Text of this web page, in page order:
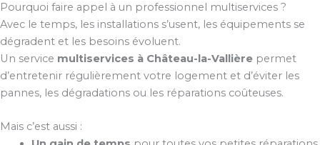
Pourquoi faire appel à un professionnel multiservices ?
Avec le temps, les installations s’usent, les équipements se
dégradent et les besoins évoluent.
Un service multiservices à Château-la-Vallière permet
d’entretenir régulièrement votre logement et d’éviter les
pannes, les dégradations ou les réparations coûteuses.
Mais c’est aussi :